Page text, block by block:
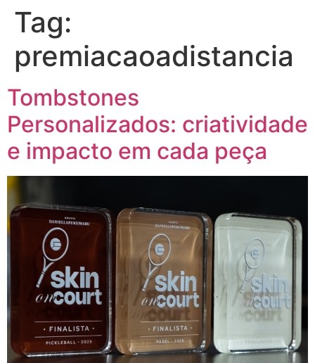
Tag:
premiacaoadistancia
Tombstones
Personalizados: criatividade
e impacto em cada peça